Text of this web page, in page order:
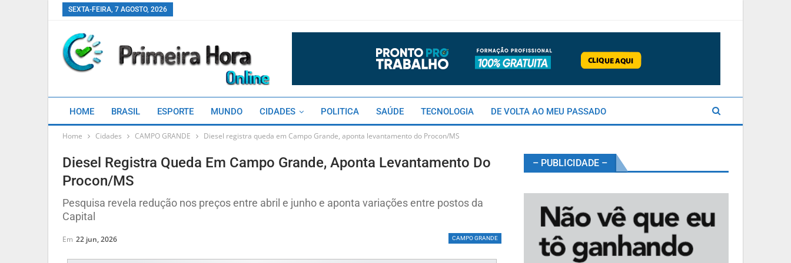
SEXTA-FEIRA, 7 AGOSTO, 2026
HOME BRASIL ESPORTE MUNDO CIDADES POLITICA SAÚDE TECNOLOGIA DE VOLTA AO MEU PASSADO
Home Cidades CAMPO GRANDE Diesel registra queda em Campo Grande, aponta levantamento do Procon/MS
Diesel Registra Queda Em Campo Grande, Aponta Levantamento Do
Procon/MS
Pesquisa revela redução nos preços entre abril e junho e aponta variações entre postos da
Capital
CAMPO GRANDE
Em 22 jun, 2026
– PUBLICIDADE –